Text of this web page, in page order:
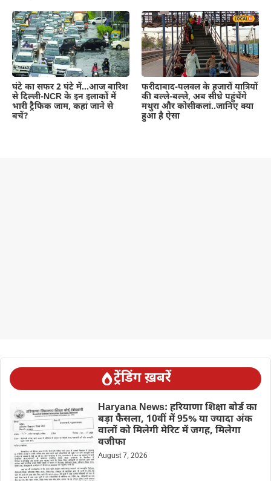
घंटे का सफर 2 घंटे में…आज बारिश
से दिल्ली-NCR के इन इलाकों में
भारी ट्रैफिक जाम, कहां जाने से
बचें?
फरीदाबाद-पलवल के हजारों यात्रियों
की बल्ले-बल्ले, अब सीधे पहुंचेंगे
मथुरा और कोसीकलां..जानिए क्या
हुआ है ऐसा
ट्रेंडिंग ख़बरें
Haryana News: हरियाणा शिक्षा बोर्ड का
बड़ा फैसला, 10वीं में 95% या ज्यादा अंक
वालों को मिलेगी मेरिट में जगह, मिलेगा
वजीफा
August 7, 2026